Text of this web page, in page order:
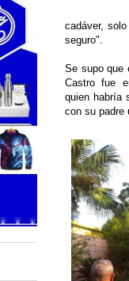
cadáver,
seguro".
Se supo que
Castro fue
quien habría
con su padre